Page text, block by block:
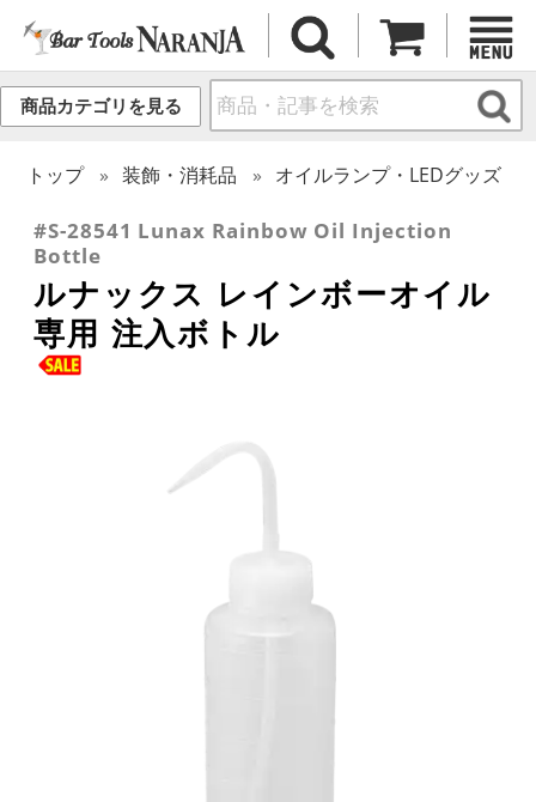
商品カテゴリを見る
トップ 装飾・消耗品 オイルランプ・LEDグッズ
#S-28541 Lunax Rainbow Oil Injection
Bottle
ルナックス レインボーオイル
専用 注入ボトル